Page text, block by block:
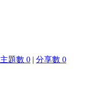
主題數 0 | 分享數 0